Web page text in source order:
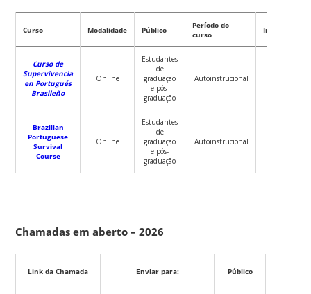
Curso Modalidade Público
Período do
curso
Inscrições
Curso de
Supervivencia
en Portugués
Brasileño
Online
Estudantes
de
graduação
e pós-
graduação
Autoinstrucional
Brazilian
Portuguese
Survival
Course
Online
Estudantes
de
graduação
e pós-
graduação
Autoinstrucional
Chamadas em aberto – 2026
Link da Chamada Enviar para: Público